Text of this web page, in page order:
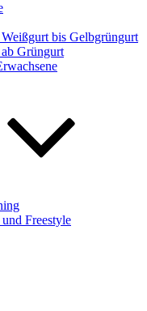
bis Gelbgrüngurt
Grüngurt
und Freestyle